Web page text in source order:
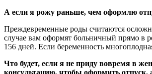
А если я рожу раньше, чем оформлю
Преждевременные роды считаются
случае вам оформят больничный прямо в
156 дней. Если беременность
Что будет, если я не приду вовремя в
консультацию, чтобы оформить отпуск,